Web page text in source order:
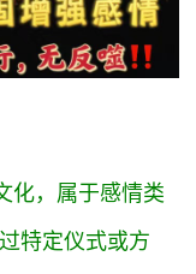
化，属于感情类
特定仪式或方